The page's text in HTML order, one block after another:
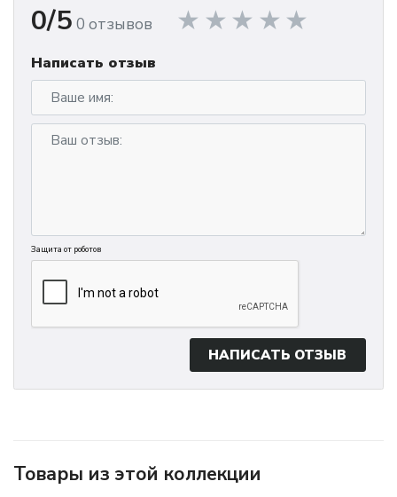
0/5 0 отзывов
Написать отзыв
Защита от роботов
НАПИСАТЬ ОТЗЫВ
Товары из этой коллекции